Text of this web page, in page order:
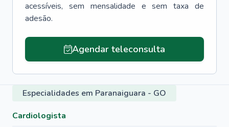
acessíveis, sem mensalidade e sem taxa de
adesão.
Agendar teleconsulta
Especialidades em Paranaiguara - GO
Cardiologista